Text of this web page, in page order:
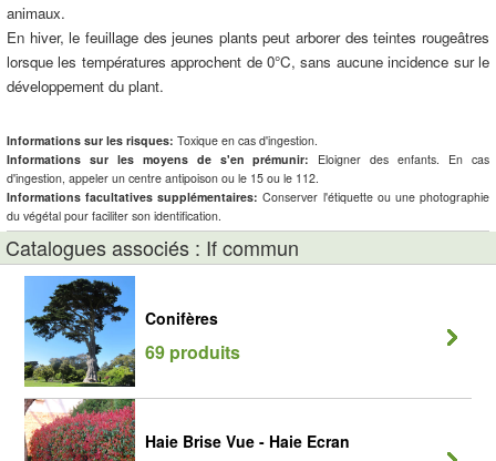
animaux.
En hiver, le feuillage des jeunes plants peut arborer des teintes rougeâtres
lorsque les températures approchent de 0°C, sans aucune incidence sur le
développement du plant.
Informations sur les risques: Toxique en cas d'ingestion.
Informations sur les moyens de s'en prémunir: Eloigner des enfants. En cas
d'ingestion, appeler un centre antipoison ou le 15 ou le 112.
Informations facultatives supplémentaires: Conserver l'étiquette ou une photographie
du végétal pour faciliter son identification.
Catalogues associés : If commun
Conifères
69 produits
Haie Brise Vue - Haie Ecran